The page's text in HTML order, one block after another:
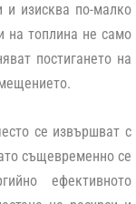
и изисква по-малко
на топлина не само
постигането на
се извършват с
същевременно се
ефективното